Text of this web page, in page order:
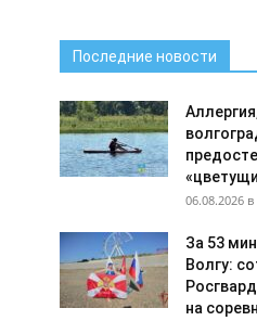
Последние новости
06.08.2026 в
За 53
Волгу:
на